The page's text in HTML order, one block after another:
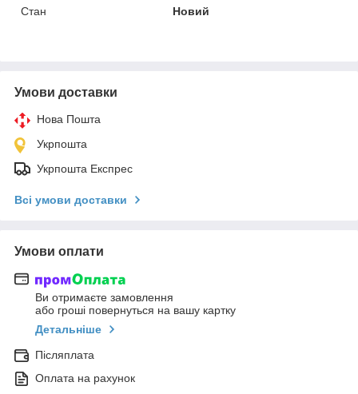
Стан
Новий
Умови доставки
Нова Пошта
Укрпошта
Укрпошта Експрес
Всі умови доставки
Умови оплати
Ви отримаєте замовлення
або гроші повернуться на вашу картку
Детальніше
Післяплата
Оплата на рахунок